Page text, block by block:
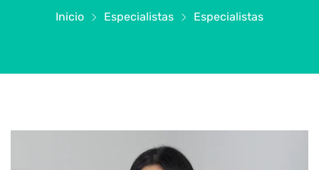
Inicio Especialistas Especialistas